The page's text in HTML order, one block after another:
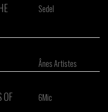
Sedel
Ânes Artistes
OF 6Mic